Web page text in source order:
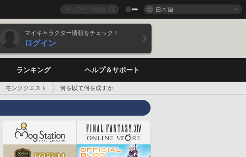
日本語
マイキャラクター情報をチェック！
ログイン
ランキング ヘルプ＆サポート
モンククエスト 何を以て何を成すか